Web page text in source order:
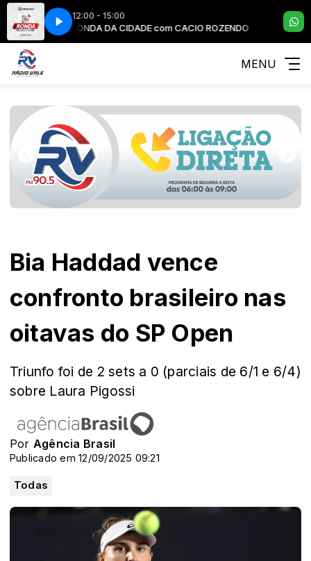
12:00 - 15:00
RONDA DA CIDADE com CACIO ROZENDO
MENU
Bia Haddad vence
confronto brasileiro nas
oitavas do SP Open
Triunfo foi de 2 sets a 0 (parciais de 6/1 e 6/4)
sobre Laura Pigossi
Por Agência Brasil
Publicado em 12/09/2025 09:21
Todas